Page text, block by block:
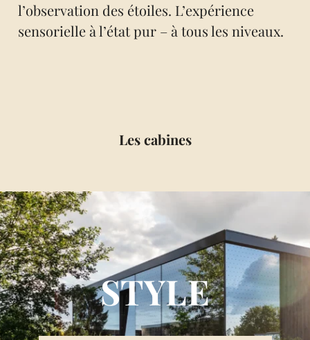
l’observation des étoiles. L’expérience
sensorielle à l’état pur – à tous les niveaux.
Les cabines
STYLE